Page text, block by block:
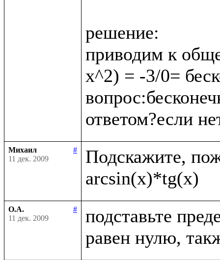
решение:
приводим к
x^2) = -3/0=
Михаил
#
11 дек. 2009
Подскажите,
О.А.
#
11 дек. 2009
подставьте